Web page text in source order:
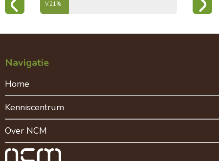
Voortgang hoofdstuk spoorelementen
21%
Navigatie
Home
Kenniscentrum
Over NCM